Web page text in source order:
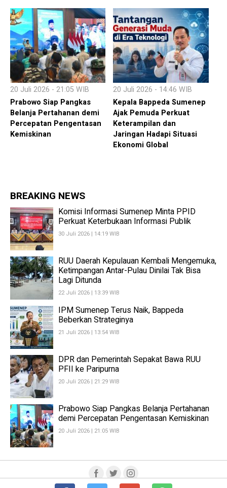
20 Juli 2026 - 21:05 WIB
Prabowo Siap Pangkas
Belanja Pertahanan demi
Percepatan Pengentasan
Kemiskinan
20 Juli 2026 - 14:46 WIB
Kepala Bappeda Sumenep
Ajak Pemuda Perkuat
Keterampilan dan
Jaringan Hadapi Situasi
Ekonomi Global
BREAKING NEWS
Komisi Informasi Sumenep Minta PPID
Perkuat Keterbukaan Informasi Publik
30 Juli 2026 | 14:19 WIB
RUU Daerah Kepulauan Kembali Mengemuka,
Ketimpangan Antar-Pulau Dinilai Tak Bisa
Lagi Ditunda
22 Juli 2026 | 13:39 WIB
IPM Sumenep Terus Naik, Bappeda
Beberkan Strateginya
21 Juli 2026 | 13:54 WIB
DPR dan Pemerintah Sepakat Bawa RUU
PFII ke Paripurna
20 Juli 2026 | 21:29 WIB
Prabowo Siap Pangkas Belanja Pertahanan
demi Percepatan Pengentasan Kemiskinan
20 Juli 2026 | 21:05 WIB